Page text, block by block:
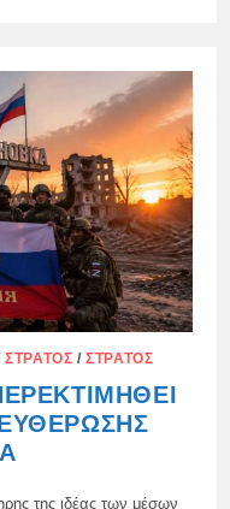
ΣΤΡΑΤΌΣ /ΣΤΡΑΤΌΣ
της ιδέας των μέσων